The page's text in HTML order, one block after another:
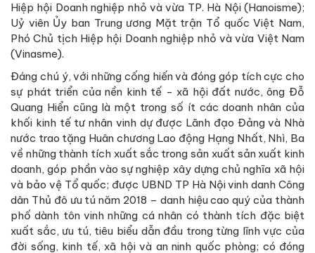
Hiệp hội Doanh nghiệp nhỏ và vừa TP. Hà Nội (Hanoisme);
Uỷ viên Ủy ban Trung ương Mặt trận Tổ quốc Việt Nam,
Phó Chủ tịch Hiệp hội Doanh nghiệp nhỏ và vừa Việt Nam
(Vinasme).
Đáng chú ý, với những cống hiến và đóng góp tích cực cho
sự phát triển của nền kinh tế - xã hội đất nước, ông Đỗ
Quang Hiển cũng là một trong số ít các doanh nhân của
khối kinh tế tư nhân vinh dự được Lãnh đạo Đảng và Nhà
nước trao tặng Huân chương Lao động Hạng Nhất, Nhì, Ba
về những thành tích xuất sắc trong sản xuất sản xuất kinh
doanh, góp phần vào sự nghiệp xây dựng chủ nghĩa xã hội
và bảo vệ Tổ quốc; được UBND TP Hà Nội vinh danh Công
dân Thủ đô ưu tú năm 2018 – danh hiệu cao quý của thành
phố dành tôn vinh những cá nhân có thành tích đặc biệt
xuất sắc, ưu tú, tiêu biểu dẫn đầu trong từng lĩnh vực của
đời sống, kinh tế, xã hội và an ninh quốc phòng; có đóng